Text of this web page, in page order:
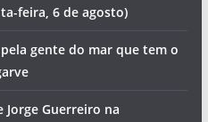
feira, 6 de agosto)
gente do mar que tem o
Guerreiro na